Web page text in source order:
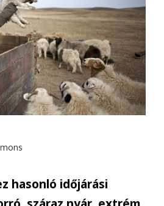
hasonló időjárási